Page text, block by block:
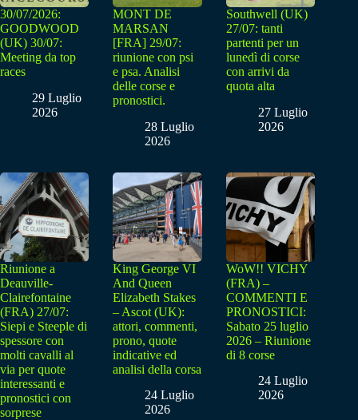
30/07/2026:
GOODWOOD
(UK) 30/07:
Meeting da top
races
29 Luglio
2026
MONT DE
MARSAN
[FRA] 29/07:
riunione con psi
e psa. Analisi
delle corse e
pronostici.
28 Luglio
2026
Southwell (UK)
27/07: tanti
partenti per un
lunedì di corse
con arrivi da
quota alta
27 Luglio
2026
Riunione a
Deauville-
Clairefontaine
(FRA) 27/07:
Siepi e Steeple di
spessore con
molti cavalli al
via per quote
interessanti e
pronostici con
sorprese
King George VI
And Queen
Elizabeth Stakes
– Ascot (UK):
attori, commenti,
prono, quote
indicative ed
analisi della corsa
24 Luglio
2026
WoW!! VICHY
(FRA) –
COMMENTI E
PRONOSTICI:
Sabato 25 luglio
2026 – Riunione
di 8 corse
24 Luglio
2026